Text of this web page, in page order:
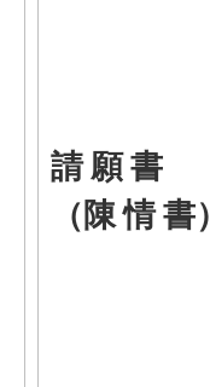
請 願 書
（陳 情 書）